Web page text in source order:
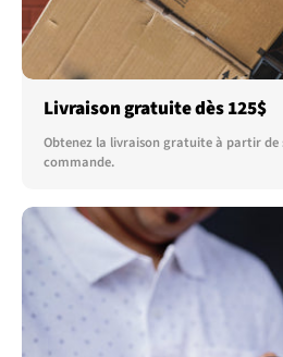
Livraison gratuite dès 125$
Obtenez la livraison gratuite à partir de
commande.